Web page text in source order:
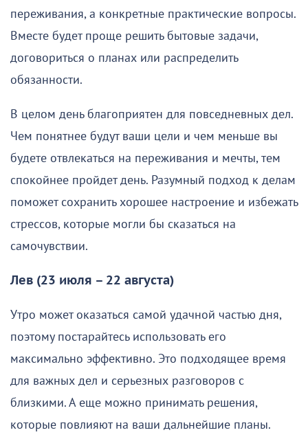
переживания, а конкретные практические вопросы.
Вместе будет проще решить бытовые задачи,
договориться о планах или распределить
обязанности.
В целом день благоприятен для повседневных дел.
Чем понятнее будут ваши цели и чем меньше вы
будете отвлекаться на переживания и мечты, тем
спокойнее пройдет день. Разумный подход к делам
поможет сохранить хорошее настроение и избежать
стрессов, которые могли бы сказаться на
самочувствии.
Лев (23 июля – 22 августа)
Утро может оказаться самой удачной частью дня,
поэтому постарайтесь использовать его
максимально эффективно. Это подходящее время
для важных дел и серьезных разговоров с
близкими. А еще можно принимать решения,
которые повлияют на ваши дальнейшие планы.